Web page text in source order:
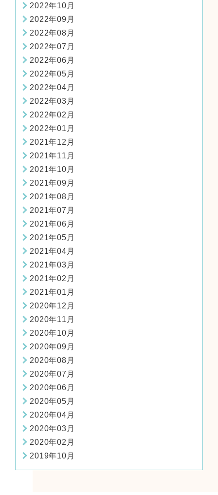
2022年10月
2022年09月
2022年08月
2022年07月
2022年06月
2022年05月
2022年04月
2022年03月
2022年02月
2022年01月
2021年12月
2021年11月
2021年10月
2021年09月
2021年08月
2021年07月
2021年06月
2021年05月
2021年04月
2021年03月
2021年02月
2021年01月
2020年12月
2020年11月
2020年10月
2020年09月
2020年08月
2020年07月
2020年06月
2020年05月
2020年04月
2020年03月
2020年02月
2019年10月